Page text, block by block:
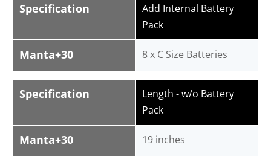
Specification
Manta+30
Add Internal Battery
Pack
8 x C Size Batteries
Specification
Manta+30
Length - w/o Battery
Pack
19 inches